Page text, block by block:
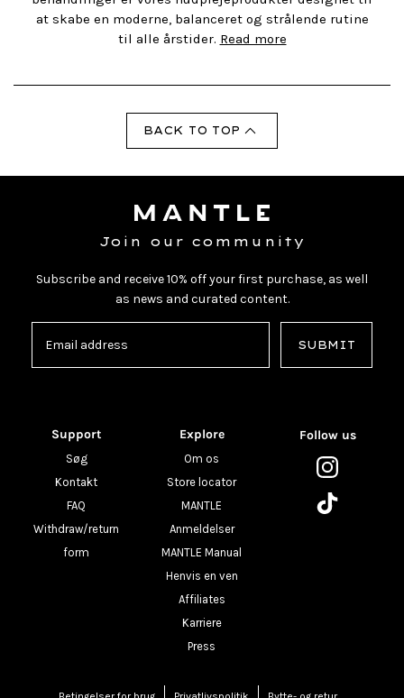
at skabe en moderne, balanceret og strålende rutine
til alle årstider. Read more
BACK TO TOP
Join our community
Subscribe and receive 10% off your first purchase, as well
as news and curated content.
SUBMIT
Support
Søg
Kontakt
FAQ
Withdraw/return
form
Explore
Om os
Store locator
MANTLE
Anmeldelser
MANTLE Manual
Henvis en ven
Affiliates
Karriere
Press
Follow us